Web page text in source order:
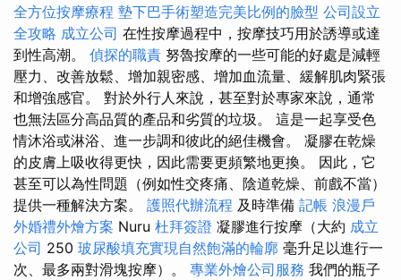
全方位按摩療程 墊下巴手術塑造完美比例的臉型 公司設立
全攻略 成立公司 在性按摩過程中，按摩技巧用於誘導或達
到性高潮。 偵探的職責 努魯按摩的一些可能的好處是減輕
壓力、改善放鬆、增加親密感、增加血流量、緩解肌肉緊張
和增強感官。 對於外行人來說，甚至對於專家來說，通常
也無法區分高品質的產品和劣質的垃圾。 這是一起享受色
情沐浴或淋浴、進一步調和彼此的絕佳機會。 凝膠在乾燥
的皮膚上吸收得更快，因此需要更頻繁地更換。 因此，它
甚至可以為性問題（例如性交疼痛、陰道乾燥、前戲不當）
提供一種解決方案。 護照代辦流程 及時準備 記帳 浪漫戶
外婚禮外燴方案 Nuru 杜拜簽證 凝膠進行按摩（大約 成立
公司 250 玻尿酸填充實現自然飽滿的輪廓 毫升足以進行一
次、最多兩對滑塊按摩）。 專業外燴公司服務 我們的瓶子